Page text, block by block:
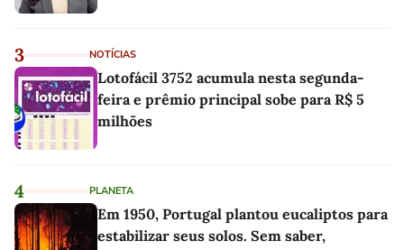
3 NOTÍCIAS
Lotofácil 3752 acumula nesta segunda-
feira e prêmio principal sobe para R$ 5
milhões
4 PLANETA
Em 1950, Portugal plantou eucaliptos para
estabilizar seus solos. Sem saber,